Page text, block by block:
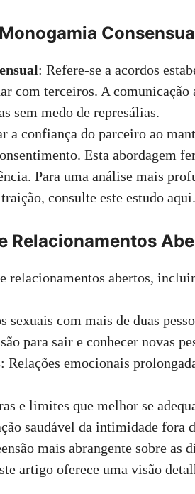
: Refere-se a acordos
com terceiros. A comunicação
sem medo de represálias.
a confiança do parceiro ao
Esta abordagem
Para uma análise mais
consulte este estudo aqui.
Relacionamentos
relacionamentos abertos,
sexuais com mais de duas
para sair e conhecer novas
: Relações emocionais
e limites que melhor se
saudável da intimidade fora
mais abrangente sobre as
artigo oferece uma visão